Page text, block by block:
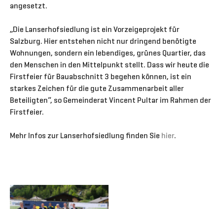
angesetzt.
„Die Lanserhofsiedlung ist ein Vorzeigeprojekt für
Salzburg. Hier entstehen nicht nur dringend benötigte
Wohnungen, sondern ein lebendiges, grünes Quartier, das
den Menschen in den Mittelpunkt stellt. Dass wir heute die
Firstfeier für Bauabschnitt 3 begehen können, ist ein
starkes Zeichen für die gute Zusammenarbeit aller
Beteiligten“, so Gemeinderat Vincent Pultar im Rahmen der
Firstfeier.
Mehr Infos zur Lanserhofsiedlung finden Sie hier.